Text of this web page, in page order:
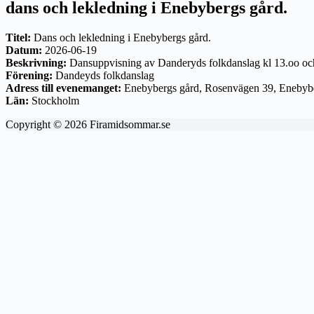
dans och lekledning i Enebybergs gård.
Titel: Dans och lekledning i Enebybergs gård.
Datum: 2026-06-19
Beskrivning: Dansuppvisning av Danderyds folkdanslag kl 13.oo
Förening: Dandeyds folkdanslag
Adress till evenemanget: Enebybergs gård, Rosenvägen 39,
Län: Stockholm
Copyright © 2026 Firamidsommar.se